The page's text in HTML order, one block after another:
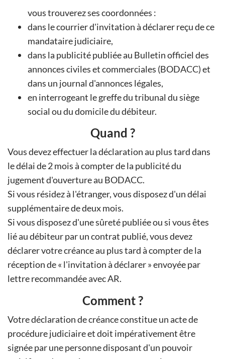
vous trouverez ses coordonnées :
dans le courrier d'invitation à déclarer reçu de ce
mandataire judiciaire,
dans la publicité publiée au Bulletin officiel des
annonces civiles et commerciales (BODACC) et
dans un journal d'annonces légales,
en interrogeant le greffe du tribunal du siège
social ou du domicile du débiteur.
Quand ?
Vous devez effectuer la déclaration au plus tard dans
le délai de 2 mois à compter de la publicité du
jugement d'ouverture au BODACC.
Si vous résidez à l'étranger, vous disposez d'un délai
supplémentaire de deux mois.
Si vous disposez d'une sûreté publiée ou si vous êtes
lié au débiteur par un contrat publié, vous devez
déclarer votre créance au plus tard à compter de la
réception de « l'invitation à déclarer » envoyée par
lettre recommandée avec AR.
Comment ?
Votre déclaration de créance constitue un acte de
procédure judiciaire et doit impérativement être
signée par une personne disposant d'un pouvoir